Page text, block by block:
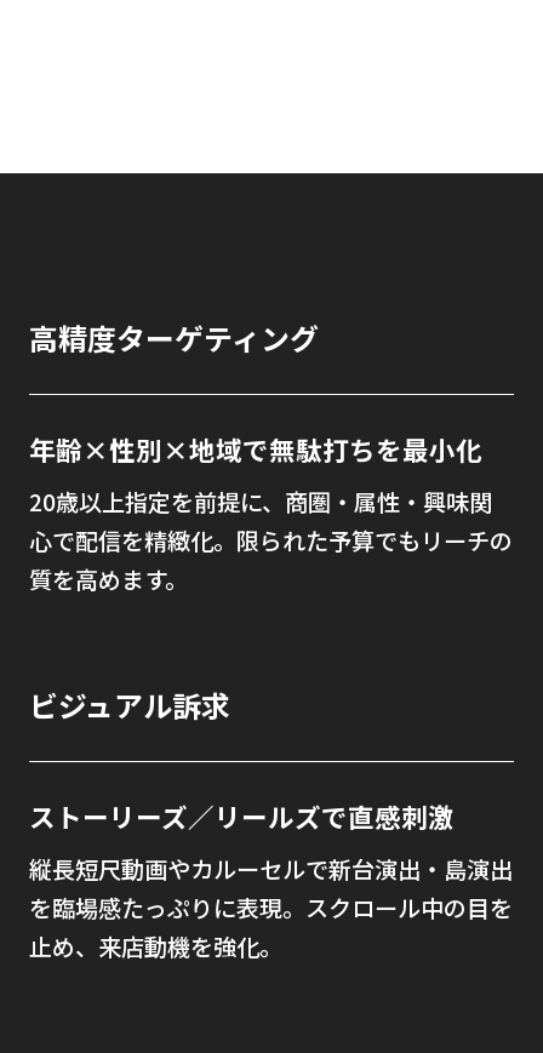
高精度ターゲティング
年齢×性別×地域で無駄打ちを最小化
20歳以上指定を前提に、商圏・属性・興味関
心で配信を精緻化。限られた予算でもリーチの
質を高めます。
ビジュアル訴求
ストーリーズ／リールズで直感刺激
縦長短尺動画やカルーセルで新台演出・島演出
を臨場感たっぷりに表現。スクロール中の目を
止め、来店動機を強化。